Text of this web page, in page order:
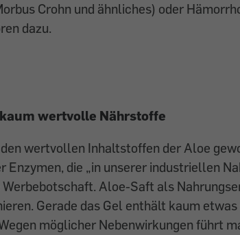
Crohn und ähnliches) oder
dazu.
wertvolle Nährstoffe
wertvollen Inhaltstoffen der Aloe
Enzymen, die „in unserer industriellen
Werbebotschaft. Aloe-Saft als
Gerade das Gel enthält kaum
möglicher Nebenwirkungen führt